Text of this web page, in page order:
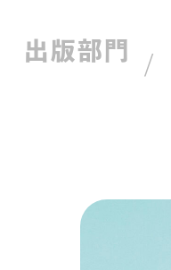
出版部門